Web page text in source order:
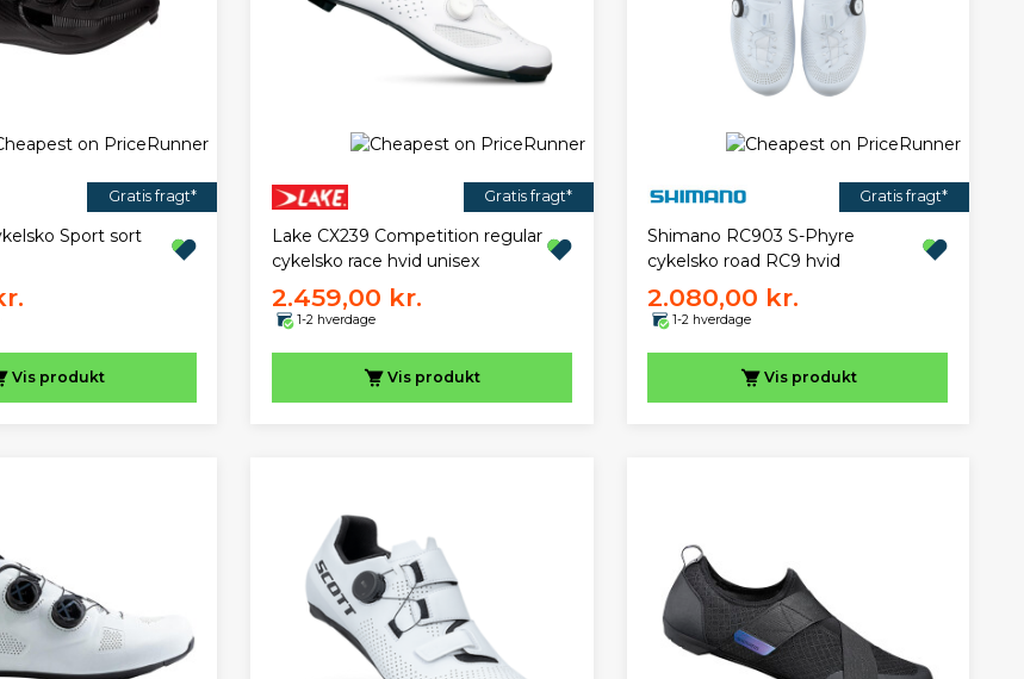
Gratis fragt*
Sport sort
Vis produkt
Gratis fragt*
Lake CX239 Competition regular
cykelsko race hvid unisex
2.459,00 kr.
1-2 hverdage
Vis produkt
Gratis fragt*
Shimano RC903 S-Phyre
cykelsko road RC9 hvid
2.080,00 kr.
1-2 hverdage
Vis produkt